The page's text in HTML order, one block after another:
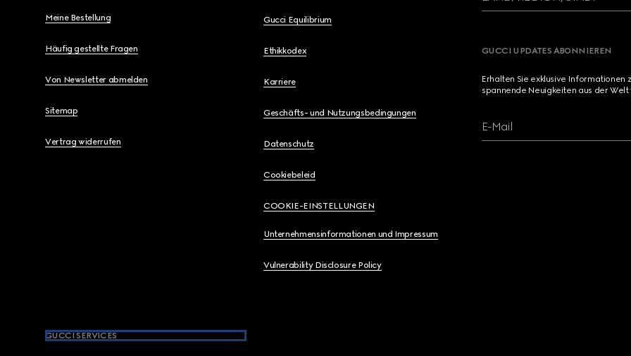
Meine Bestellung
Häufig gestellte Fragen
Von Newsletter abmelden
Sitemap
Vertrag widerrufen
Gucci Equilibrium
Ethikkodex
Karriere
Geschäfts- und Nutzungsbedingungen
Datenschutz
Cookiebeleid
COOKIE-EINSTELLUNGEN
Unternehmensinformationen und Impressum
Vulnerability Disclosure Policy
GUCCI SERVICES
GUCCI UPDATES ABONNIEREN
Erhalten Sie exklusive
spannende Neuigkeiten aus der Welt
E-Mail